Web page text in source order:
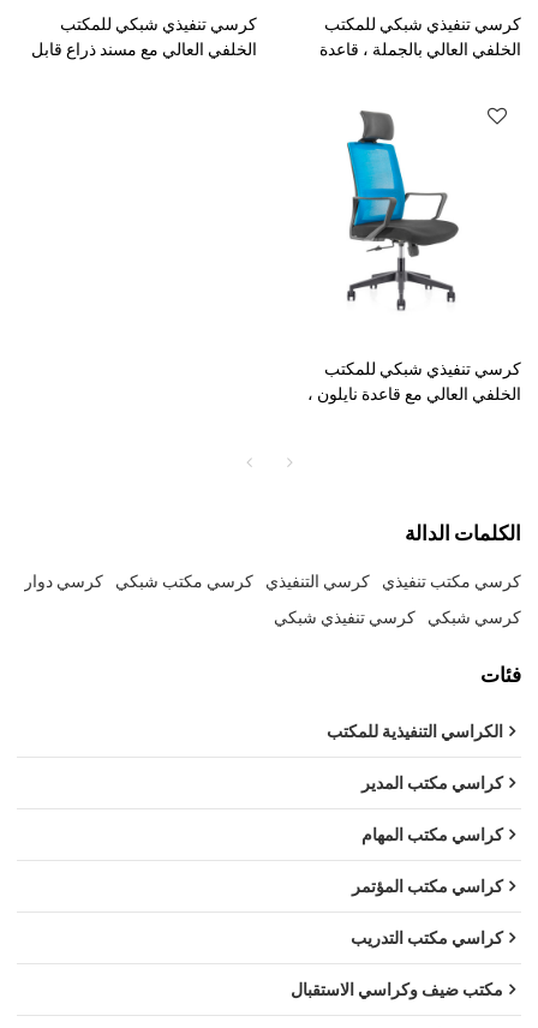
كرسي تنفيذي شبكي للمكتب
الخلفي العالي بالجملة ، قاعدة
كرسي تنفيذي شبكي للمكتب
الخلفي العالي مع مسند ذراع قابل
كرسي تنفيذي شبكي للمكتب
الخلفي العالي مع قاعدة نايلون ،
الكلمات الدالة
كرسي مكتب تنفيذي كرسي التنفيذي كرسي مكتب شبكي
كرسي دوار
كرسي شبكي
كرسي تنفيذي شبكي
فئات
الكراسي التنفيذية للمكتب
كراسي مكتب المدير
كراسي مكتب المهام
كراسي مكتب المؤتمر
كراسي مكتب التدريب
مكتب ضيف وكراسي الاستقبال